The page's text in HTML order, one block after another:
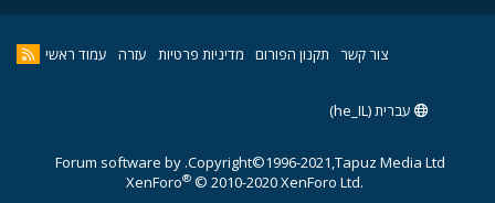
צור קשר תקנון הפורום מדיניות פרטיות עזרה עמוד ראשי
עברית (he_IL)
Copyright©1996-2021,Tapuz Media Ltd.
Forum software by
XenForo® © 2010-2020 XenForo Ltd.